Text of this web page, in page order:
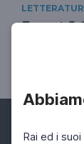
Rai ed i
Ernest